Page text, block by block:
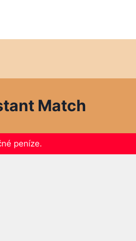
Match
peníze.